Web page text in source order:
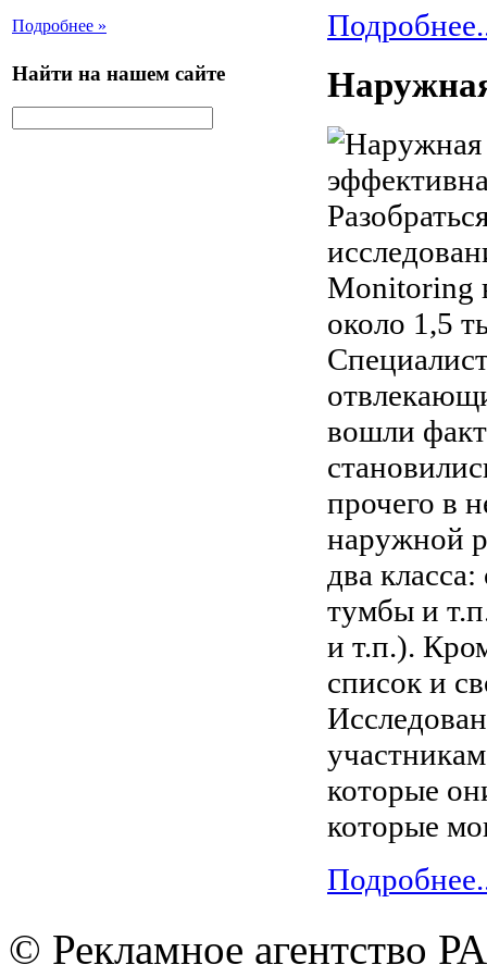
Подробнее »
Найти на нашем сайте
Monitoring
около 1,5
вошли
прочего в
наружной
два
тумбы и
и т.п.).
список и
которые
которые
© Рекламное агентство